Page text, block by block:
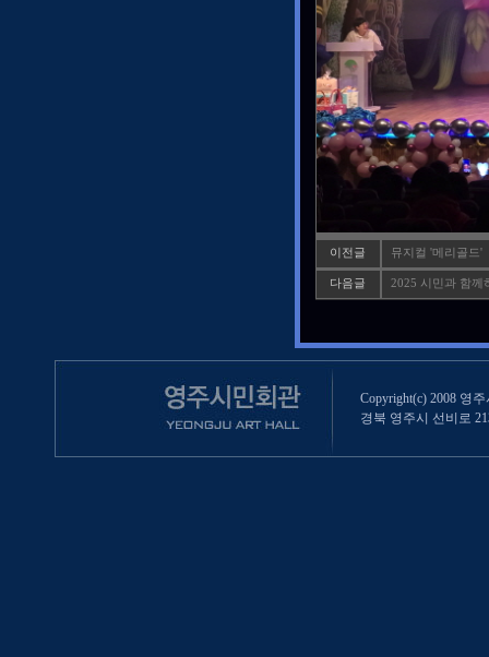
이전글 뮤지컬 '메리골드'
다음글 2025 시민과 함께
Copyright(c) 2008 영
경북 영주시 선비로